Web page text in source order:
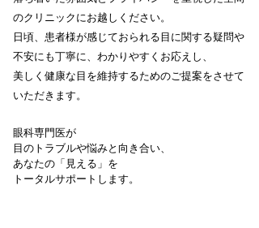
のクリニックにお越しください。
日頃、患者様が感じておられる目に関する疑問や
不安にも丁寧に、わかりやすくお応えし、
美しく健康な目を維持するためのご提案をさせて
いただきます。
眼科専門医が
目のトラブルや悩みと向き合い、
​あなたの「見える」を
トータルサポートします。